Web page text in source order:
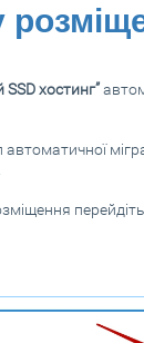
SSD хостинг”